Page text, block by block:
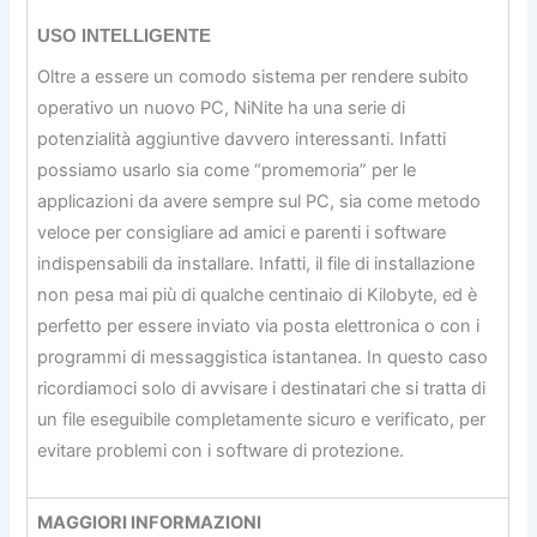
USO INTELLIGENTE
Oltre a essere un comodo sistema per rendere subito
operativo un nuovo PC, NiNite ha una serie di
potenzialità aggiuntive davvero interessanti. Infatti
possiamo usarlo sia come “promemoria” per le
applicazioni da avere sempre sul PC, sia come metodo
veloce per consigliare ad amici e parenti i software
indispensabili da installare. Infatti, il file di installazione
non pesa mai più di qualche centinaio di Kilobyte, ed è
perfetto per essere inviato via posta elettronica o con i
programmi di messaggistica istantanea. In questo caso
ricordiamoci solo di avvisare i destinatari che si tratta di
un file eseguibile completamente sicuro e verificato, per
evitare problemi con i software di protezione.
MAGGIORI INFORMAZIONI